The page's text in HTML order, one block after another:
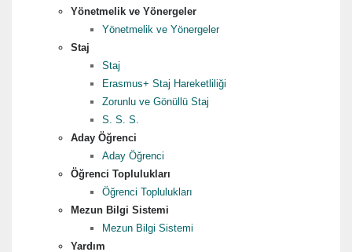
Yönetmelik ve Yönergeler
Yönetmelik ve Yönergeler
Staj
Staj
Erasmus+ Staj Hareketliliği
Zorunlu ve Gönüllü Staj
S. S. S.
Aday Öğrenci
Aday Öğrenci
Öğrenci Toplulukları
Öğrenci Toplulukları
Mezun Bilgi Sistemi
Mezun Bilgi Sistemi
Yardım